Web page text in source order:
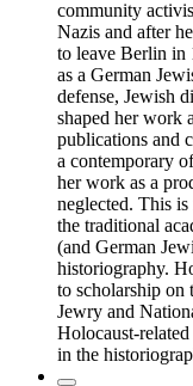
community
Nazis and after
to leave Berlin in
as a German
defense, Jewish
shaped her work
publications and
a contemporary
her work as a
neglected. This
the traditional
(and German
historiography.
to scholarship on
Jewry and
Holocaust-
in the